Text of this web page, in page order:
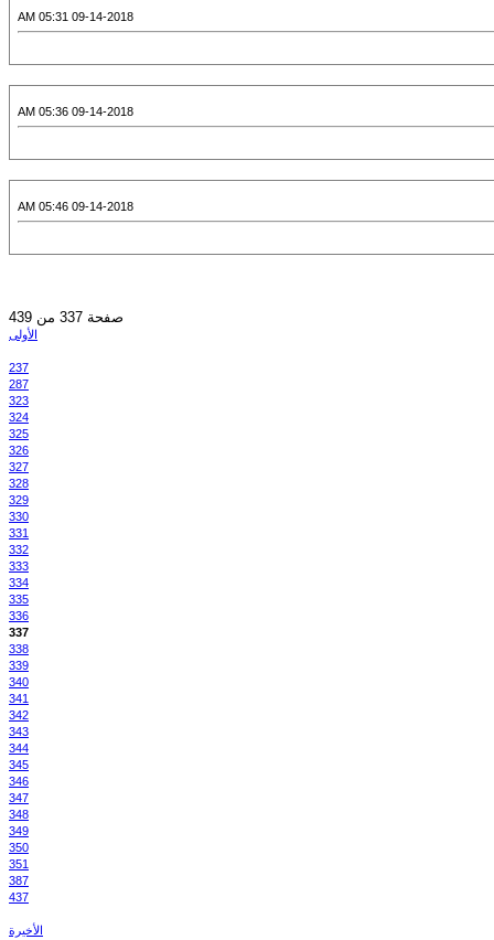
09-14-2018 05:31 AM
09-14-2018 05:36 AM
09-14-2018 05:46 AM
صفحة 337 من 439
الأولى
237
287
323
324
325
326
327
328
329
330
331
332
333
334
335
336
337
338
339
340
341
342
343
344
345
346
347
348
349
350
351
387
437
الأخيرة